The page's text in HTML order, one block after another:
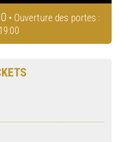
• Ouverture des portes :